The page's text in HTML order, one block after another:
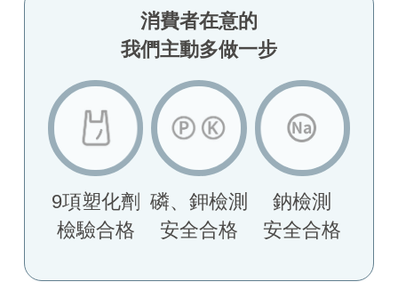
消費者在意的
我們主動多做一步
9項塑化劑
檢驗合格
磷、鉀檢測
安全合格
鈉檢測
安全合格